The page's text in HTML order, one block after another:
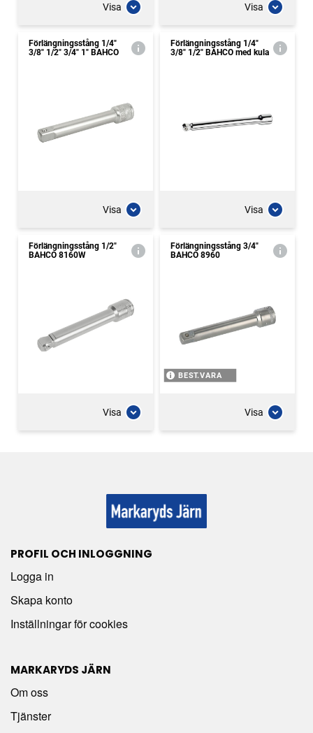
Visa Visa
Förlängningsstång 1/4"
3/8" 1/2" 3/4" 1" BAHCO
Visa
Förlängningsstång 1/4"
3/8" 1/2" BAHCO med kula
Visa
Förlängningsstång 1/2"
BAHCO 8160W
Visa
Förlängningsstång 3/4"
BAHCO 8960
BEST.VARA
Visa
PROFIL OCH INLOGGNING
Logga in
Skapa konto
Inställningar för cookies
MARKARYDS JÄRN
Om oss
Tjänster